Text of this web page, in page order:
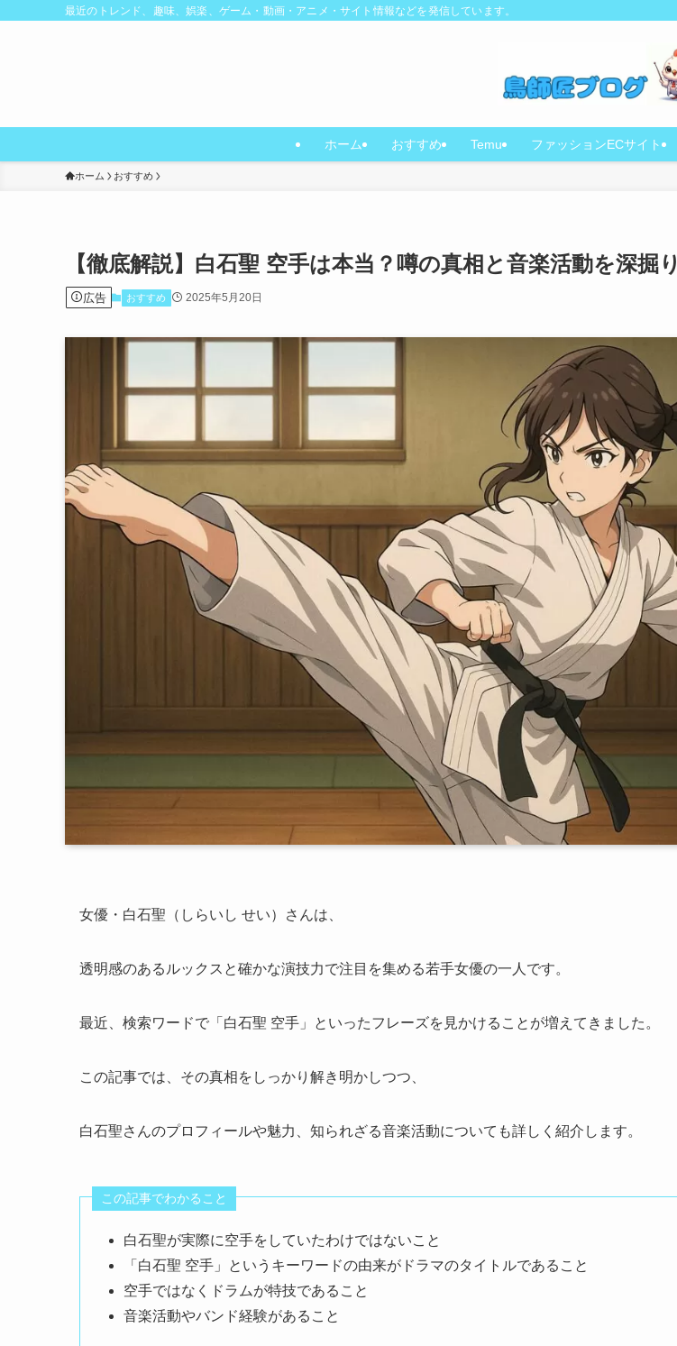
最近のトレンド、趣味、娯楽、ゲーム・動画・アニメ・サイト情報などを発信しています。
ホーム おすすめ Temu ファッションECサイト
ホーム おすすめ
【徹底解説】白石聖 空手は本当？噂の真相と音楽活動を深掘り
広告 おすすめ 2025年5月20日
女優・白石聖（しらいし せい）さんは、
透明感のあるルックスと確かな演技力で注目を集める若手女優の一人です。
最近、検索ワードで「白石聖 空手」といったフレーズを見かけることが増えてきました。
この記事では、その真相をしっかり解き明かしつつ、
白石聖さんのプロフィールや魅力、知られざる音楽活動についても詳しく紹介します。
この記事でわかること
白石聖が実際に空手をしていたわけではないこと
「白石聖 空手」というキーワードの由来がドラマのタイトルであること
空手ではなくドラムが特技であること
音楽活動やバンド経験があること